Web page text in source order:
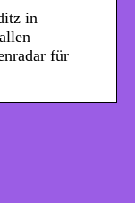
in
für